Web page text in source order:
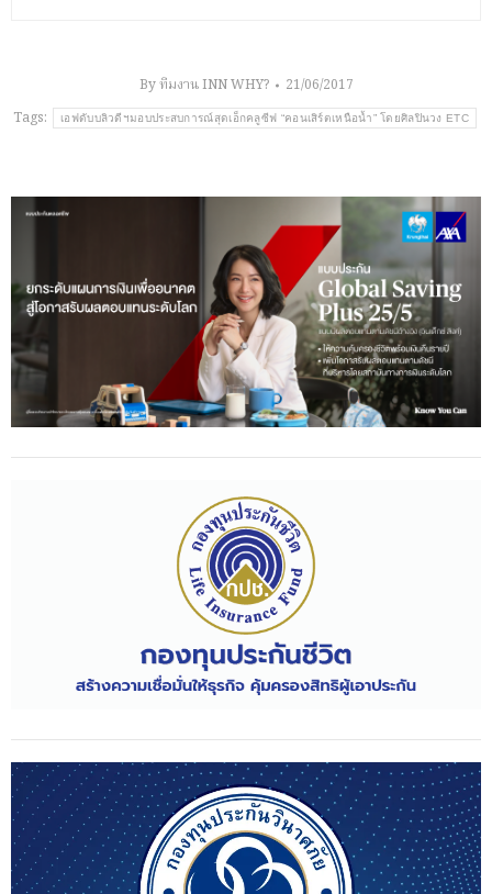
Byทีมงาน INN WHY?
21/06/2017
Tags:
เอฟดับบลิวดีฯมอบประสบการณ์สุดเอ็กคลูซีฟ “คอนเสิร์ตเหนือน้ำ” โดยศิลปินวง ETC